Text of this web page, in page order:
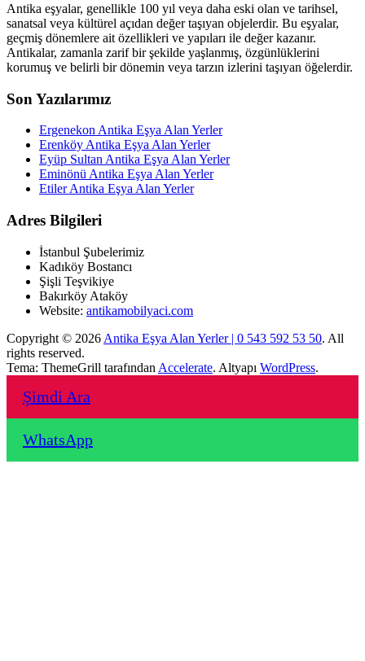
Antika eşyalar, genellikle 100 yıl veya daha eski olan ve tarihsel,
sanatsal veya kültürel açıdan değer taşıyan objelerdir. Bu eşyalar,
geçmiş dönemlere ait özellikleri ve yapıları ile değer kazanır.
Antikalar, zamanla zarif bir şekilde yaşlanmış, özgünlüklerini
korumuş ve belirli bir dönemin veya tarzın izlerini taşıyan öğelerdir.
Son Yazılarımız
Ergenekon Antika Eşya Alan Yerler
Erenköy Antika Eşya Alan Yerler
Eyüp Sultan Antika Eşya Alan Yerler
Eminönü Antika Eşya Alan Yerler
Etiler Antika Eşya Alan Yerler
Adres Bilgileri
İstanbul Şubelerimiz
Kadıköy Bostancı
Şişli Teşvikiye
Bakırköy Ataköy
Website: antikamobilyaci.com
Copyright © 2026 Antika Eşya Alan Yerler | 0 543 592 53 50. All
rights reserved.
Tema: ThemeGrill tarafından Accelerate. Altyapı WordPress.
Şimdi Ara
WhatsApp